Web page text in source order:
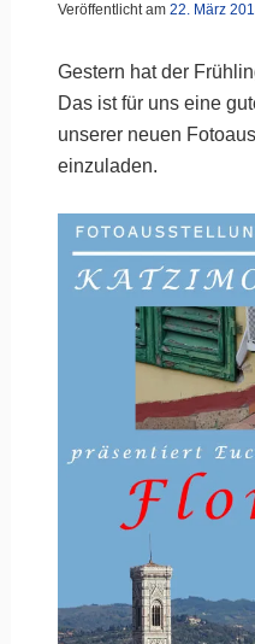
Veröffentlicht am 22. März
Gestern hat der
Das ist für uns eine
unserer neuen
einzuladen.